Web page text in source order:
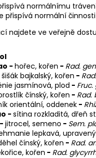
normálnímu
přispívá normální
najdete ve veřejně
- hořec, kořen - Rad.
šišák bajkalský, kořen -
jasmínová, plod -
čínský, kořen - Rad.
orientální, oddenek-
-sítina rozkladitá, dřeň
jitrocel, semeno - Sem.
lepkavá,
čínský, kořen - Rad.
kořen - Rad.